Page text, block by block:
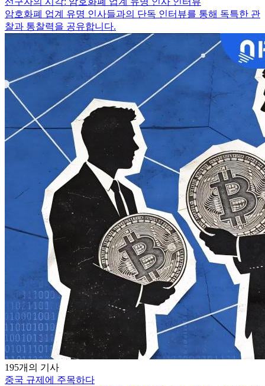
암호화폐 업계 유명 인사들과의 단독 인터뷰를 통해 독특한 관
찰과 통찰력을 공유합니다.
195개의 기사
중국 규제에 주목하다